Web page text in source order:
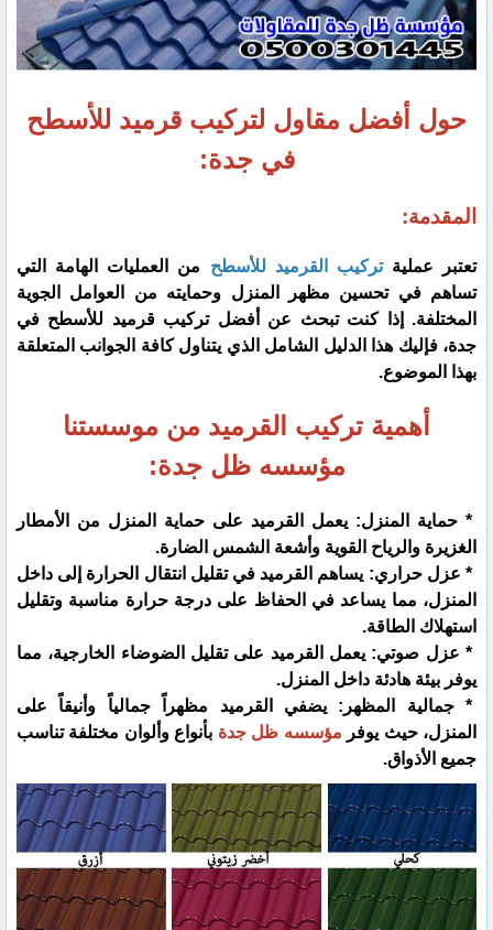
حول أفضل مقاول لتركيب قرميد للأسطح
في جدة:
المقدمة:
تعتبر عمليةتركيب القرميد للأسطح من العمليات الهامة التي
تساهم في تحسين مظهر المنزل وحمايته من العوامل الجوية
المختلفة. إذا كنت تبحث عن أفضل تركيب قرميد للأسطح في
جدة، فإليك هذا الدليل الشامل الذي يتناول كافة الجوانب المتعلقة
بهذا الموضوع.
أهمية تركيب القرميد من موسستنا
مؤسسه ظل جدة:
* حماية المنزل: يعمل القرميد على حماية المنزل من الأمطار
الغزيرة والرياح القوية وأشعة الشمس الضارة.
* عزل حراري: يساهم القرميد في تقليل انتقال الحرارة إلى داخل
المنزل، مما يساعد في الحفاظ على درجة حرارة مناسبة وتقليل
استهلاك الطاقة.
* عزل صوتي: يعمل القرميد على تقليل الضوضاء الخارجية، مما
يوفر بيئة هادئة داخل المنزل.
* جمالية المظهر: يضفي القرميد مظهراً جمالياً وأنيقاً على
المنزل، حيث يوفر مؤسسه ظل جدة بأنواع وألوان مختلفة تناسب
جميع الأذواق.